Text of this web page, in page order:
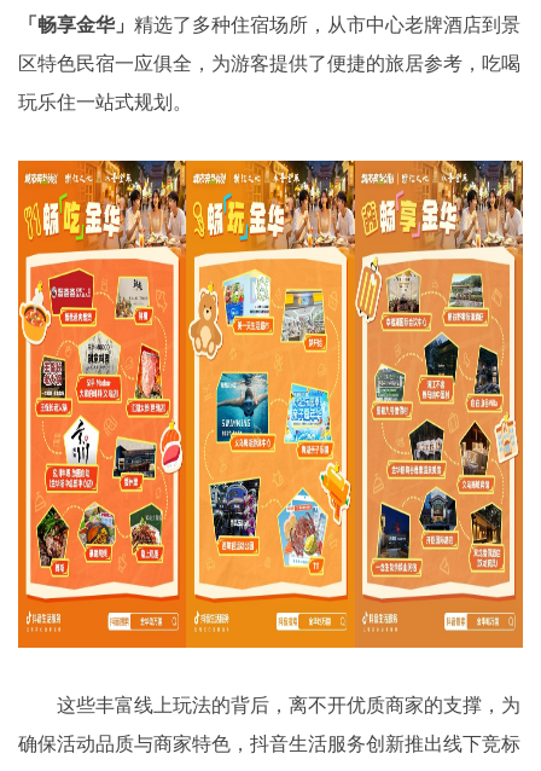
「畅享金华」 精选了多种住宿场所，从市中心老牌酒店到景
区特色民宿一应俱全，为游客提供了便捷的旅居参考，吃喝
玩乐住一站式规划。
这些丰富线上玩法的背后，离不开优质商家的支撑，为
确保活动品质与商家特色，抖音生活服务创新推出线下竞标